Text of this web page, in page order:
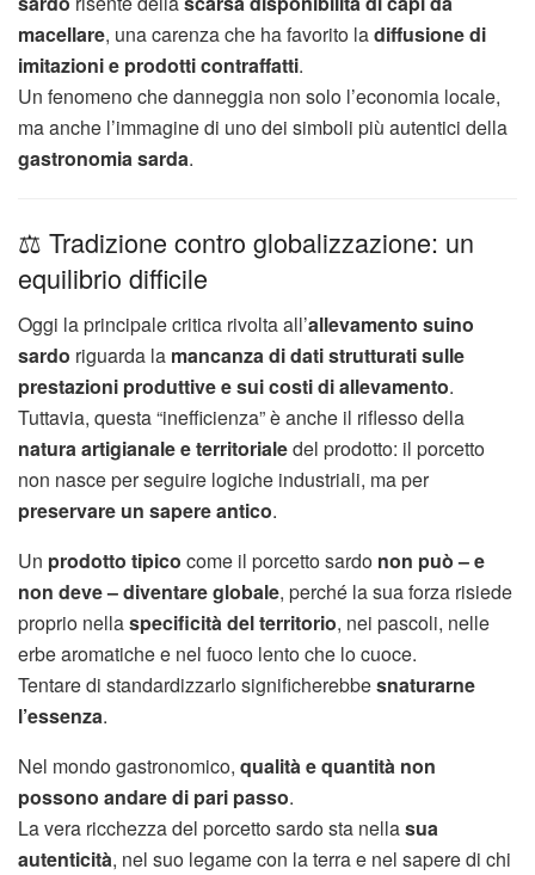
macellare, una carenza che ha favorito ladiffusione di
imitazioni e prodotti contraffatti.
Un fenomeno che danneggia non solo l’economia locale,
ma anche l’immagine di uno dei simboli più autentici della
gastronomia sarda.
⚖️ Tradizione contro globalizzazione: un
equilibrio difficile
Oggi la principale critica rivolta all’allevamento suino
sardo riguarda la mancanza di dati strutturati sulle
prestazioni produttive e sui costi di allevamento.
Tuttavia, questa “inefficienza” è anche il riflesso della
natura artigianale e territorialedel prodotto: il porcetto
non nasce per seguire logiche industriali, ma per
preservare un sapere antico.
Un prodotto tipico come il porcetto sardo non può – e
non deve – diventare globale, perché la sua forza risiede
proprio nellaspecificità del territorio, nei pascoli, nelle
erbe aromatiche e nel fuoco lento che lo cuoce.
Tentare di standardizzarlo significherebbesnaturarne
l’essenza.
Nel mondo gastronomico, qualità e quantità non
possono andare di pari passo.
La vera ricchezza del porcetto sardo sta nellasua
autenticità, nel suo legame con la terra e nel sapere di chi